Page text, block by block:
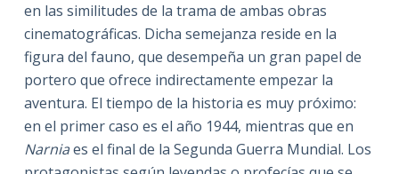
en las similitudes de la trama de ambas obras
cinematográficas. Dicha semejanza reside en la
figura del fauno, que desempeña un gran papel de
portero que ofrece indirectamente empezar la
aventura. El tiempo de la historia es muy próximo:
en el primer caso es el año 1944, mientras que en
Narniaes el final de la Segunda Guerra Mundial. Los